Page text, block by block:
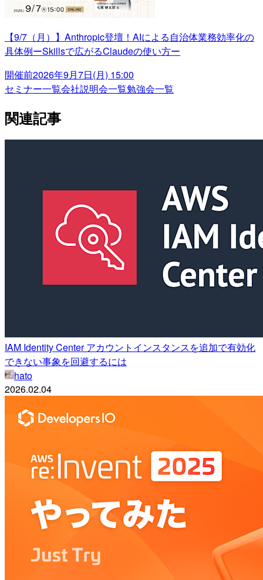
【9/7（月）】Anthropic登壇！AIによる自治体業務効率化の
具体例ーSkillsで広がるClaudeの使い方ー
開催前2026年9月7日(月) 15:00
セミナー一覧会社説明会一覧勉強会一覧
関連記事
IAM Identity Center アカウントインスタンスを追加で有効化
できない事象を回避するには
hato
2026.02.04